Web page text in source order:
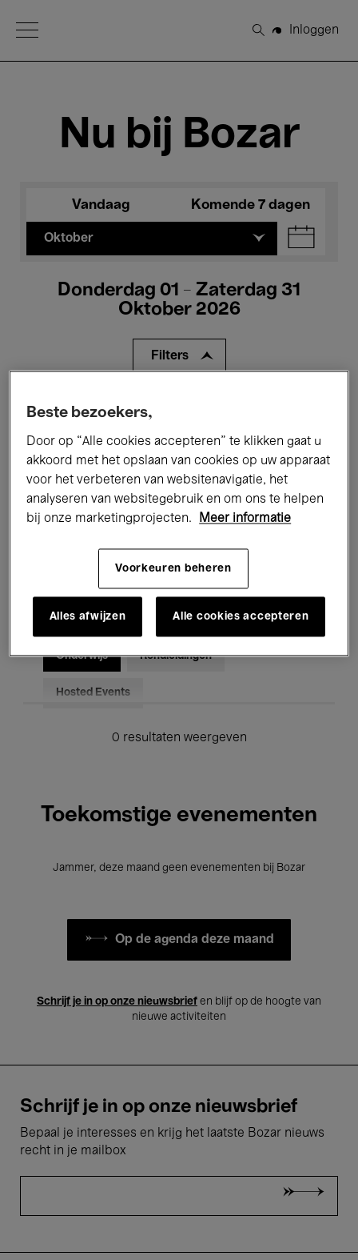
Open Menu
Zoeken
Inloggen
Nu bij Bozar
Vandaag Komende 7 dagen
Oktober
Donderdag 01 - Zaterdag 31
Oktober 2026
Filters
Alle evenementen
Tentoonstellingen Films
Performances Lezingen & Debatten
Jazz Klassieke Muziek Global Music
Voor iedereen Kids’ Palace
Onderwijs Rondleidingen
Hosted Events
0 resultaten weergeven
Toekomstige evenementen
Jammer, deze maand geen evenementen bij Bozar
Op de agenda deze maand
Schrijf je in op onze nieuwsbrief en blijf op de hoogte van
nieuwe activiteiten
Schrijf je in op onze nieuwsbrief
Bepaal je interesses en krijg het laatste Bozar nieuws
recht in je mailbox
Beste bezoekers,
Door op “Alle cookies accepteren” te klikken gaat u
akkoord met het opslaan van cookies op uw apparaat
voor het verbeteren van websitenavigatie, het
analyseren van websitegebruik en om ons te helpen
bij onze marketingprojecten.
Meer informatie
Voorkeuren beheren
Alles afwijzen Alle cookies accepteren